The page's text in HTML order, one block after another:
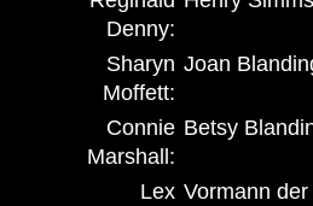
Denny:
Sharyn
Moffett:
Joan
Connie
Marshall:
Betsy
Lex Vormann